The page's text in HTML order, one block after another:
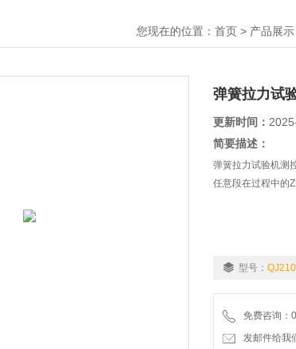
您现在的位置： 首页 > 产品展示
弹簧拉力试
更新时间：
简要描述：
弹簧拉力试验机测
任意段在过程中的
型号：
免费咨询：
发邮件给我